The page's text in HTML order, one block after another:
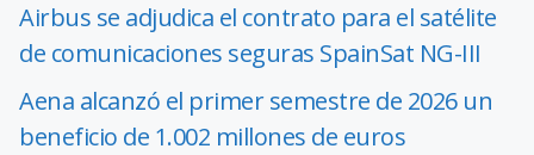
Airbus se adjudica el contrato para el satélite
de comunicaciones seguras SpainSat NG-III
Aena alcanzó el primer semestre de 2026 un
beneficio de 1.002 millones de euros